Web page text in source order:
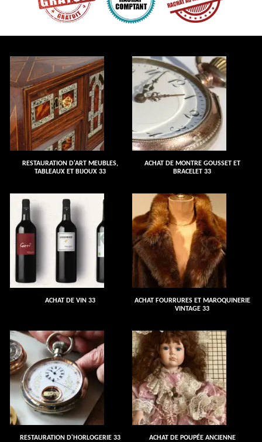
RESTAURATION D'ART MEUBLES,
TABLEAUX ET BIJOUX 33
ACHAT DE MONTRE GOUSSET ET
BRACELET 33
ACHAT DE VIN 33
ACHAT FOURRURES ET MAROQUINERIE
VINTAGE 33
RESTAURATION D'HORLOGERIE 33
ACHAT DE POUPÉE ANCIENNE